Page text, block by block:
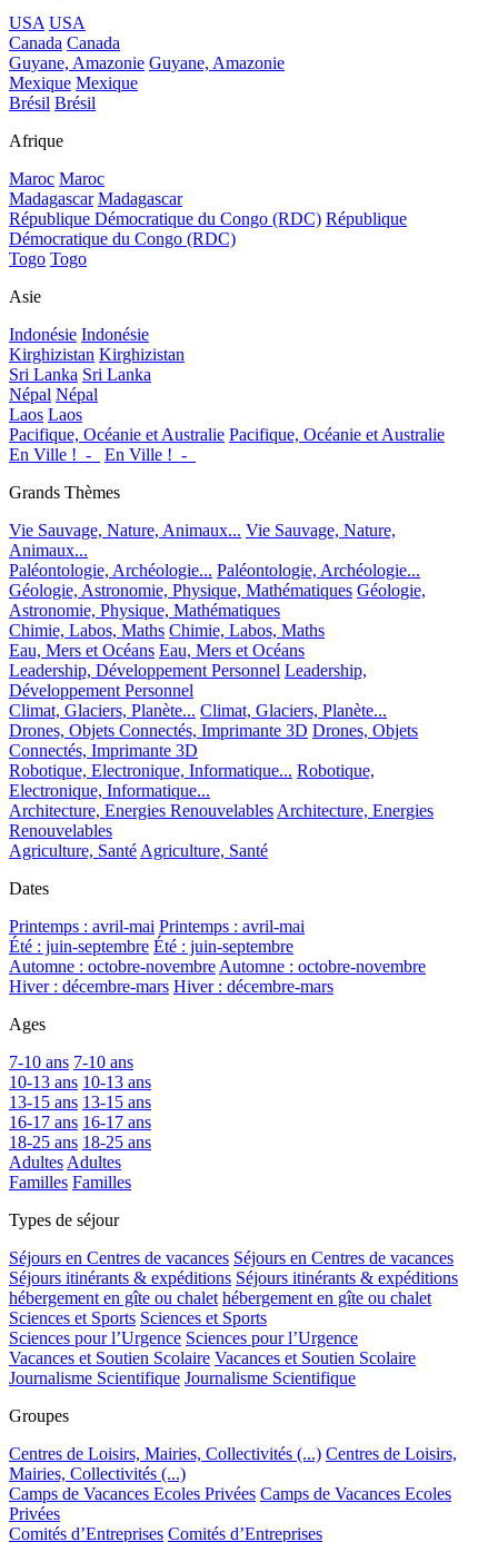
USA USA
Canada Canada
Guyane, Amazonie Guyane, Amazonie
Mexique Mexique
Brésil Brésil
Afrique
Maroc Maroc
Madagascar Madagascar
République Démocratique du Congo (RDC) République
Démocratique du Congo (RDC)
Togo Togo
Asie
Indonésie Indonésie
Kirghizistan Kirghizistan
Sri Lanka Sri Lanka
Népal Népal
Laos Laos
Pacifique, Océanie et Australie Pacifique, Océanie et Australie
En Ville !_-_
En Ville !_-_
Grands Thèmes
Vie Sauvage, Nature, Animaux... Vie Sauvage, Nature,
Animaux...
Paléontologie, Archéologie... Paléontologie, Archéologie...
Géologie, Astronomie, Physique, Mathématiques Géologie,
Astronomie, Physique, Mathématiques
Chimie, Labos, Maths Chimie, Labos, Maths
Eau, Mers et Océans Eau, Mers et Océans
Leadership, Développement Personnel Leadership,
Développement Personnel
Climat, Glaciers, Planète... Climat, Glaciers, Planète...
Drones, Objets Connectés, Imprimante 3D Drones, Objets
Connectés, Imprimante 3D
Robotique, Electronique, Informatique... Robotique,
Electronique, Informatique...
Architecture, Energies Renouvelables Architecture, Energies
Renouvelables
Agriculture, Santé Agriculture, Santé
Dates
Printemps : avril-mai Printemps : avril-mai
Été : juin-septembre Été : juin-septembre
Automne : octobre-novembre Automne : octobre-novembre
Hiver : décembre-mars Hiver : décembre-mars
Ages
7-10 ans 7-10 ans
10-13 ans 10-13 ans
13-15 ans 13-15 ans
16-17 ans 16-17 ans
18-25 ans 18-25 ans
Adultes Adultes
Familles Familles
Types de séjour
Séjours en Centres de vacances Séjours en Centres de vacances
Séjours itinérants & expéditions Séjours itinérants & expéditions
hébergement en gîte ou chalet hébergement en gîte ou chalet
Sciences et Sports Sciences et Sports
Sciences pour l’Urgence Sciences pour l’Urgence
Vacances et Soutien Scolaire Vacances et Soutien Scolaire
Journalisme Scientifique Journalisme Scientifique
Groupes
Centres de Loisirs, Mairies, Collectivités (...) Centres de Loisirs,
Mairies, Collectivités (...)
Camps de Vacances Ecoles Privées Camps de Vacances Ecoles
Privées
Comités d’Entreprises Comités d’Entreprises